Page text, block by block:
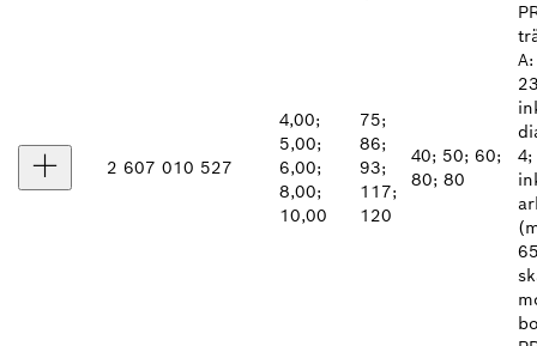
2 607 010 527
4,00;
5,00;
6,00;
8,00;
10,00
75;
86;
93;
117;
120
40; 50; 60;
80; 80